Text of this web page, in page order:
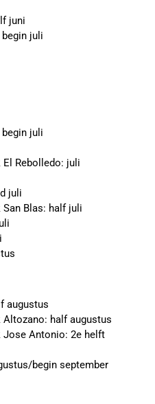
juni
juli
juli
Rebolledo: juli
juli
Blas: half juli
augustus
half augustus
Antonio: 2e helft
begin september